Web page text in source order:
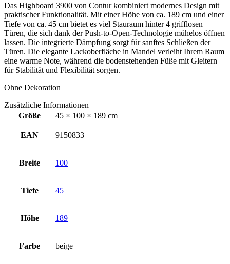
Das Highboard 3900 von Contur kombiniert modernes Design mit
praktischer Funktionalität. Mit einer Höhe von ca. 189 cm und einer
Tiefe von ca. 45 cm bietet es viel Stauraum hinter 4 grifflosen
Türen, die sich dank der Push-to-Open-Technologie mühelos öffnen
lassen. Die integrierte Dämpfung sorgt für sanftes Schließen der
Türen. Die elegante Lackoberfläche in Mandel verleiht Ihrem Raum
eine warme Note, während die bodenstehenden Füße mit Gleitern
für Stabilität und Flexibilität sorgen.
Ohne Dekoration
Zusätzliche Informationen
Größe
45 × 100 × 189 cm
EAN 9150833
Breite 100
Tiefe 45
Höhe 189
Farbe beige